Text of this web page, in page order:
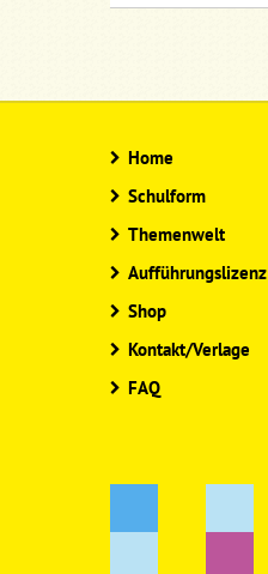
Home
Schulform
Themenwelt
Aufführungslizenz
Shop
Kontakt/Verlage
FAQ